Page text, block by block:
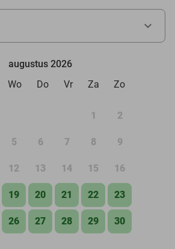
augustus 2026
Wo Do Vr Za Zo
1 2
5 6 7 8 9
12 13 14 15 16
19 20 21 22 23
26 27 28 29 30